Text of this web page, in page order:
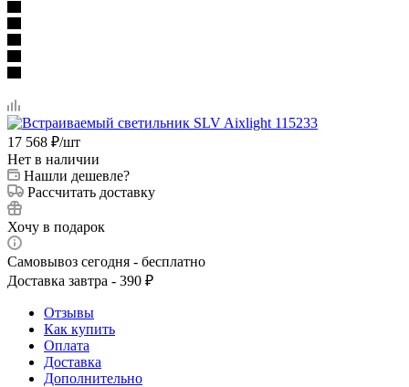
17 568 ₽/шт
Нет в наличии
Нашли дешевле?
Рассчитать доставку
Хочу в подарок
Самовывоз сегодня - бесплатно
Доставка завтра - 390 ₽
Отзывы
Как купить
Оплата
Доставка
Дополнительно